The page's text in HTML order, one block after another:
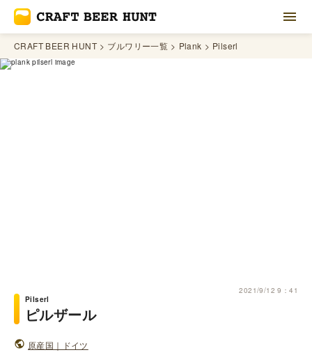
CRAFT BEER HUNT ブルワリー一覧 Plank Pilserl
2021/9/12 9：41
Pilserl
ピルザール
原産国｜ドイツ